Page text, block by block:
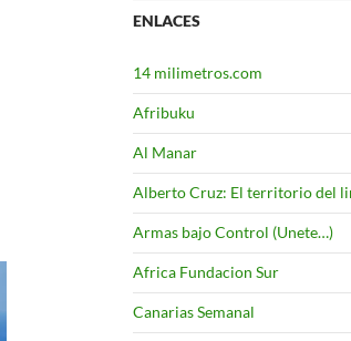
ENLACES
14 milimetros.com
Afribuku
Al Manar
Alberto Cruz: El territorio del
Armas bajo Control (Unete…)
Africa Fundacion Sur
Canarias Semanal